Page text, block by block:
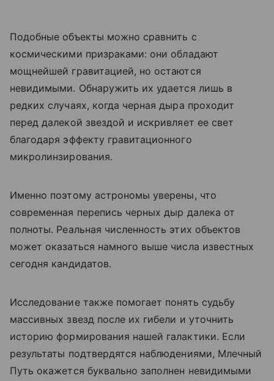
Подобные объекты можно сравнить с
космическими призраками: они обладают
мощнейшей гравитацией, но остаются
невидимыми. Обнаружить их удается лишь в
редких случаях, когда черная дыра проходит
перед далекой звездой и искривляет ее свет
благодаря эффекту гравитационного
микролинзирования.
Именно поэтому астрономы уверены, что
современная перепись черных дыр далека от
полноты. Реальная численность этих объектов
может оказаться намного выше числа известных
сегодня кандидатов.
Исследование также помогает понять судьбу
массивных звезд после их гибели и уточнить
историю формирования нашей галактики. Если
результаты подтвердятся наблюдениями, Млечный
Путь окажется буквально заполнен невидимыми